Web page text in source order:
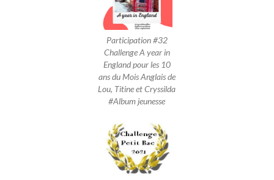
Participation #32
Challenge A year in
England pour les 10
ans du Mois Anglais de
Lou, Titine et Cryssilda
#Album jeunesse